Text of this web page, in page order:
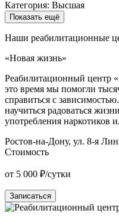
Категория: Высшая
Показать ещё
Наши реабилитационные
«Новая жизнь»
Реабилитационный центр
это время мы помогли
справиться с
научиться радоваться
употребления наркотиков
Ростов-на-Дону, ул. 8-я
Стоимость
от 5 000 ₽/сутки
Записаться